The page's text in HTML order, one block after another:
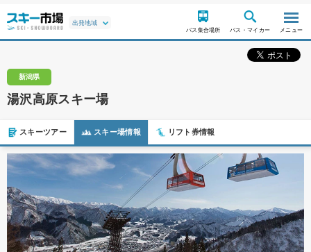
バス集合場所 バス・マイカー メニュー
新潟県
湯沢高原スキー場
スキーツアー スキー場情報 リフト券情報